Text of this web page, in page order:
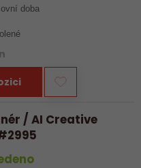
doba
/ AI Creative